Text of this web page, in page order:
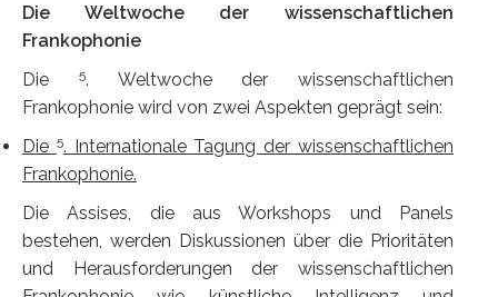
Die Weltwoche der wissenschaftlichen
Frankophonie
Die
5. Weltwoche der wissenschaftlichen
Frankophonie wird von zwei Aspekten geprägt sein:
Die5. Internationale Tagung der wissenschaftlichen
Frankophonie.
Die Assises, die aus Workshops und Panels
bestehen, werden Diskussionen über die Prioritäten
und Herausforderungen der wissenschaftlichen